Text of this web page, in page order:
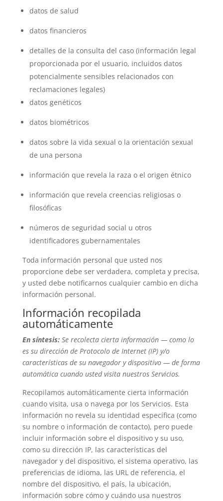
datos de salud
datos financieros
detalles de la consulta del caso (información legal
proporcionada por el usuario, incluidos datos
potencialmente sensibles relacionados con
reclamaciones legales)
datos genéticos
datos biométricos
datos sobre la vida sexual o la orientación sexual
de una persona
información que revela la raza o el origen étnico
información que revela creencias religiosas o
filosóficas
números de seguridad social u otros
identificadores gubernamentales
Toda información personal que usted nos
proporcione debe ser verdadera, completa y precisa,
y usted debe notificarnos cualquier cambio en dicha
información personal.
Información recopilada
automáticamente
En síntesis: Se recolecta cierta información — como lo
es su dirección de Protocolo de Internet (IP) y/o
características de su navegador y dispositivo — de forma
automática cuando usted visita nuestros Servicios.
Recopilamos automáticamente cierta información
cuando visita, usa o navega por los Servicios. Esta
información no revela su identidad específica (como
su nombre o información de contacto), pero puede
incluir información sobre el dispositivo y su uso,
como su dirección IP, las características del
navegador y del dispositivo, el sistema operativo, las
preferencias de idioma, las URL de referencia, el
nombre del dispositivo, el país, la ubicación,
información sobre cómo y cuándo usa nuestros